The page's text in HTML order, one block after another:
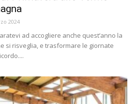
2024
ad accogliere anche quest’anno la
si risveglia, e trasformare le giornate